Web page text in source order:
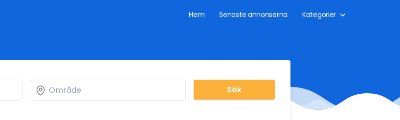
Hem Senaste annonserna Kategorier
Sök